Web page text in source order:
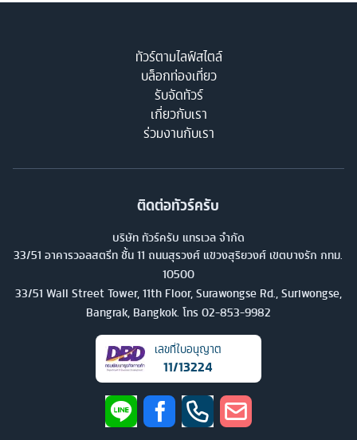
ทัวร์ตามไลฟ์สไตล์
บล็อกท่องเที่ยว
รับจัดทัวร์
เกี่ยวกับเรา
ร่วมงานกับเรา
ติดต่อทัวร์ครับ
บริษัท ทัวร์ครับ แทรเวล จำกัด
33/51 อาคารวอลสตรีท ชั้น 11 ถนนสุรวงศ์ แขวงสุริยวงศ์ เขตบางรัก กทม.
10500
33/51 Wall Street Tower, 11th Floor, Surawongse Rd., Suriwongse,
Bangrak, Bangkok. โทร 02-853-9982
เลขที่ใบอนุญาต
11/13224